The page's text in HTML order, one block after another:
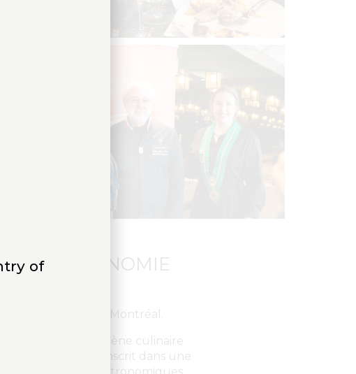
GASTRONOMIE
l’Hôtel Germain Montréal.
reconnu de la scène culinaire
du produit, s’inscrit dans une
of